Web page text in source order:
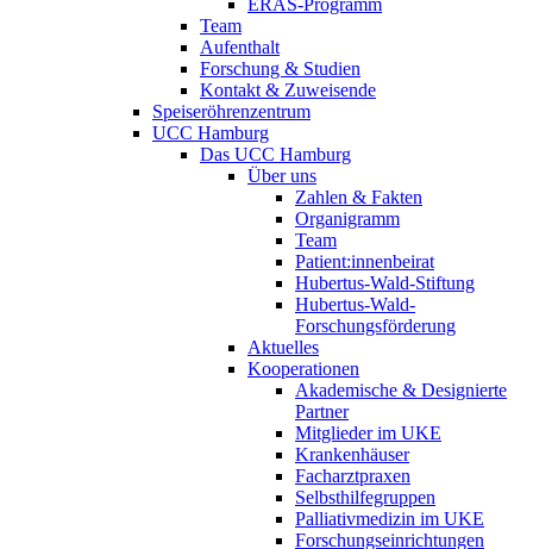
ERAS-Programm
Team
Aufenthalt
Forschung & Studien
Kontakt & Zuweisende
Speiseröhrenzentrum
UCC Hamburg
Das UCC Hamburg
Über uns
Zahlen & Fakten
Organigramm
Team
Patient:innenbeirat
Hubertus-Wald-Stiftung
Hubertus-Wald-
Forschungsförderung
Aktuelles
Kooperationen
Akademische & Designierte
Partner
Mitglieder im UKE
Krankenhäuser
Facharztpraxen
Selbsthilfegruppen
Palliativmedizin im UKE
Forschungseinrichtungen